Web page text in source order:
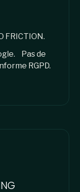
FRICTION.
Pas de
RGPD.